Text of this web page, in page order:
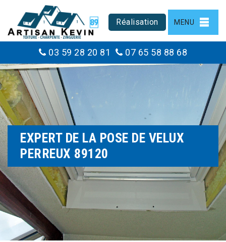
Réalisation MENU
03 59 28 20 81 07 65 58 88 68
EXPERT DE LA POSE DE VELUX
PERREUX 89120